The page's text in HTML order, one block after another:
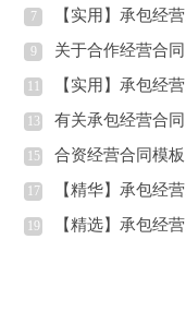
7 【实用】承包经营合同集锦8篇
9 关于合作经营合同范文汇编五篇
【实用】承包经营合同模板八篇
13 有关承包经营合同汇总10篇
15 合资经营合同模板集锦7篇
17 【精华】承包经营合同模板汇编8篇
19 【精选】承包经营合同范文汇编6篇